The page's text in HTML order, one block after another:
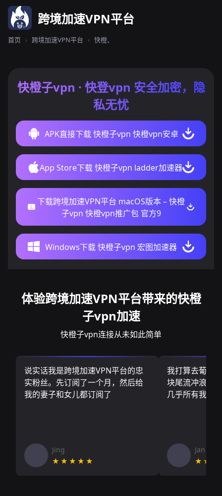
跨境加速VPN平台
首页 › 跨境加速VPN平台 › 快橙、
快橙子vpn · 快登vpn 安全加密，隐
私无忧
APK直接下载 快橙子vpn 快橙vpn安卓
App Store下载 快橙子vpn ladder加速器
下载跨境加速VPN平台 macOS版本 – 快橙
子vpn 快橙vpn推广包 官方9
Windows下载 快橙子vpn 宏图加速器
体验跨境加速VPN平台带来的快橙
子vpn加速
快橙子vpn连接从未如此简单
说实话我是跨境加速VPN平台的忠
实粉丝。先订阅了一个月，然后给
我的妻子和女儿都订阅了
Jing
★★★★★
我打算去葡萄
块尾流冲浪板
几乎所有我需
Jan V